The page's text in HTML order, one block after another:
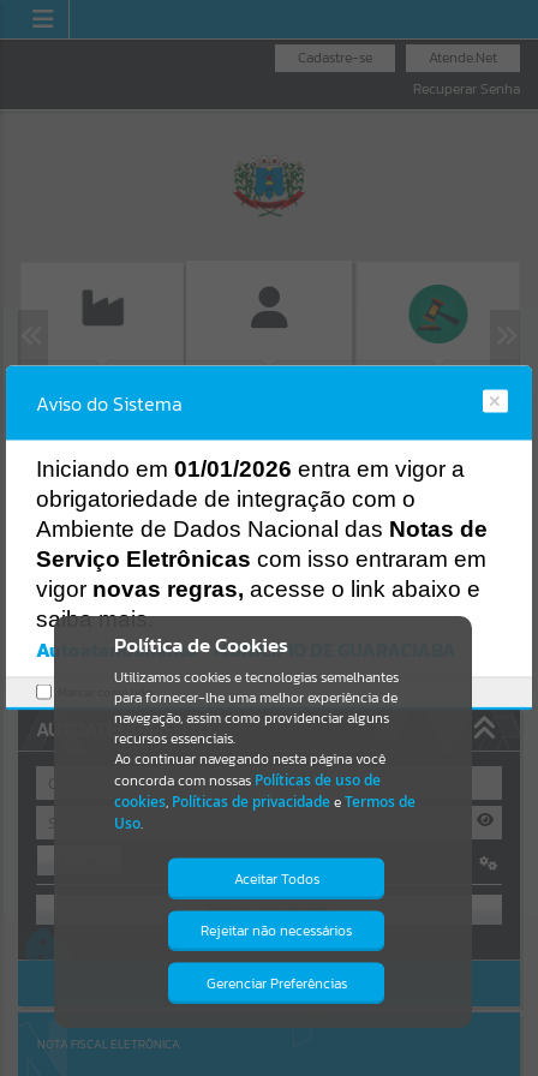
Atende.Net
Cadastre-se
Recuperar Senha
ISS/ALVARÁ
Resultados para""
Portais
Por favor, aguarde...
NOTÍCIAS
Por favor, aguarde...
Por favor, aguarde...
AUTOATENDIMENTO
OU
Cadastre-se|Recuperar Senha
ACESSAR SEM LOGIN
NOTA FISCAL ELETRÔNICA
Política de Cookies
Utilizamos cookies e tecnologias semelhantes
para fornecer-lhe uma melhor experiência de
navegação, assim como providenciar alguns
recursos essenciais.
Ao continuar navegando nesta página você
concorda com nossas Políticas de uso de
cookies, Políticas de privacidadeeTermos de
Uso.
Aceitar Todos
Rejeitar não necessários
Gerenciar Preferências
Isto significa que diversos recursos
providenciados poderão não estar
Aviso do Sistema
Iniciando em 01/01/2026 entra em vigor a
obrigatoriedade de integração com o
Ambiente de Dados Nacional das Notas de
Serviço Eletrônicas com isso entraram em
vigor novas regras, acesse o link abaixo e
saiba mais.
Autoatendimento - MUNICIPIO DE GUARACIABA
Marcar como lido.
Erro
Gerenciamento do Sistema
CÓDIGO DA MENSAGEM:
Ocorreu um erro de script:
Uncaught SyntaxError: Unexpected token '('
https://guaraciaba.atende.net/cidadao/pagina/static/bundle/wpo_in
dex_2_base_l2_portal_editores_sync_d9fb77cfd5741fafc9972edc7a6
41fea.js?v=83d4f602:47
Verificar Mais Detalhes